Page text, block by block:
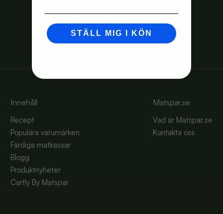
Bli medlem
Innehåll
Recept
Populära varumärken
Färdiga matkassar
Blogg
Produktnyheter
Cartly By Matspar
Matspar.se
Vad är Matspar.se
Kontakta oss
STÄLL MIG I KÖN